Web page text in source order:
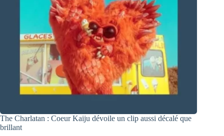
The Charlatan : Coeur Kaiju dévoile un clip aussi décalé que
brillant